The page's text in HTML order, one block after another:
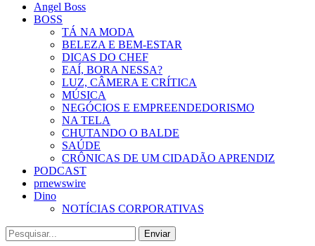
Angel Boss
BOSS
TÁ NA MODA
BELEZA E BEM-ESTAR
DICAS DO CHEF
EAÍ, BORA NESSA?
LUZ, CÂMERA E CRÍTICA
MÚSICA
NEGÓCIOS E EMPREENDEDORISMO
NA TELA
CHUTANDO O BALDE
SAÚDE
CRÔNICAS DE UM CIDADÃO APRENDIZ
PODCAST
prnewswire
Dino
NOTÍCIAS CORPORATIVAS
Enviar